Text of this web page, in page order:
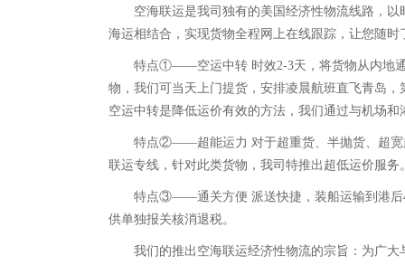
空海联运是我司独有的美国经济性物流线路，以
海运相结合，实现货物全程网上在线跟踪，让您随
特点①——空运中转 时效2-3天，将货物从内地通过
物，我们可当天上门提货，安排凌晨航班直飞青岛
空运中转是降低运价有效的方法，我们通过与机场
特点②——超能运力 对于超重货、半抛货、超宽超
联运专线，针对此类货物，我司特推出超低运价服
特点③——通关方便 派送快捷，装船运输到港后4
供单独报关核消退税。
我们的推出空海联运经济性物流的宗旨：为广大